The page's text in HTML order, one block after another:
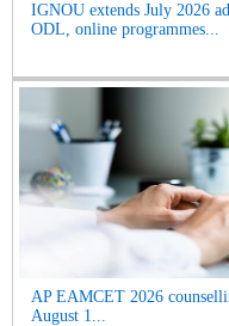
IGNOU extends July 2026
ODL, online programmes...
AP EAMCET 2026
August 1...